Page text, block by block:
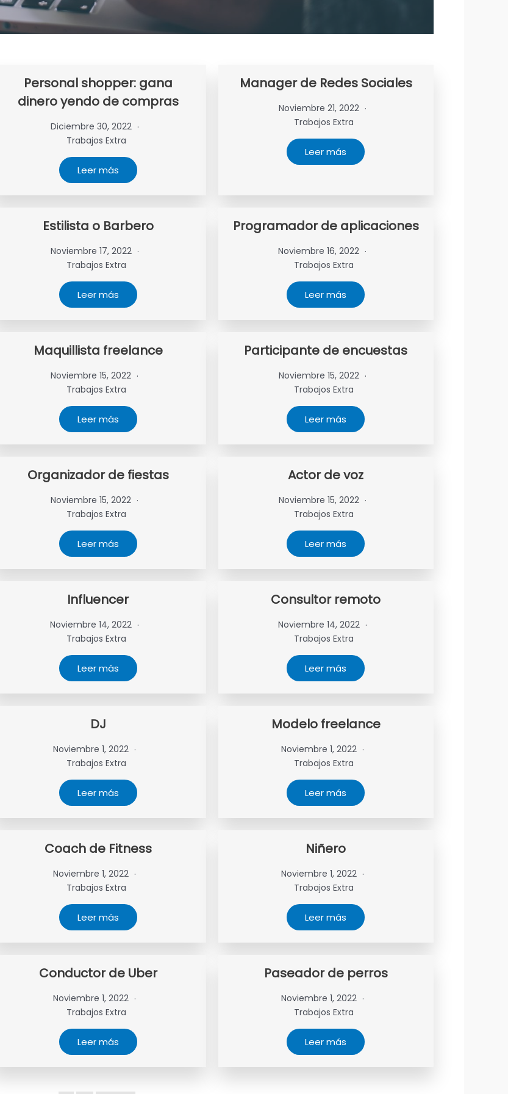
Personal shopper: gana
dinero yendo de compras
Diciembre 30, 2022
Trabajos Extra
Leer más
Manager de Redes Sociales
Noviembre 21, 2022
Trabajos Extra
Leer más
Estilista o Barbero
Noviembre 17, 2022
Trabajos Extra
Leer más
Programador de aplicaciones
Noviembre 16, 2022
Trabajos Extra
Leer más
Maquillista freelance
Noviembre 15, 2022
Trabajos Extra
Leer más
Participante de encuestas
Noviembre 15, 2022
Trabajos Extra
Leer más
Organizador de fiestas
Noviembre 15, 2022
Trabajos Extra
Leer más
Actor de voz
Noviembre 15, 2022
Trabajos Extra
Leer más
Influencer
Noviembre 14, 2022
Trabajos Extra
Leer más
Consultor remoto
Noviembre 14, 2022
Trabajos Extra
Leer más
DJ
Noviembre 1, 2022
Trabajos Extra
Leer más
Modelo freelance
Noviembre 1, 2022
Trabajos Extra
Leer más
Coach de Fitness
Noviembre 1, 2022
Trabajos Extra
Leer más
Niñero
Noviembre 1, 2022
Trabajos Extra
Leer más
Conductor de Uber
Noviembre 1, 2022
Trabajos Extra
Leer más
Paseador de perros
Noviembre 1, 2022
Trabajos Extra
Leer más